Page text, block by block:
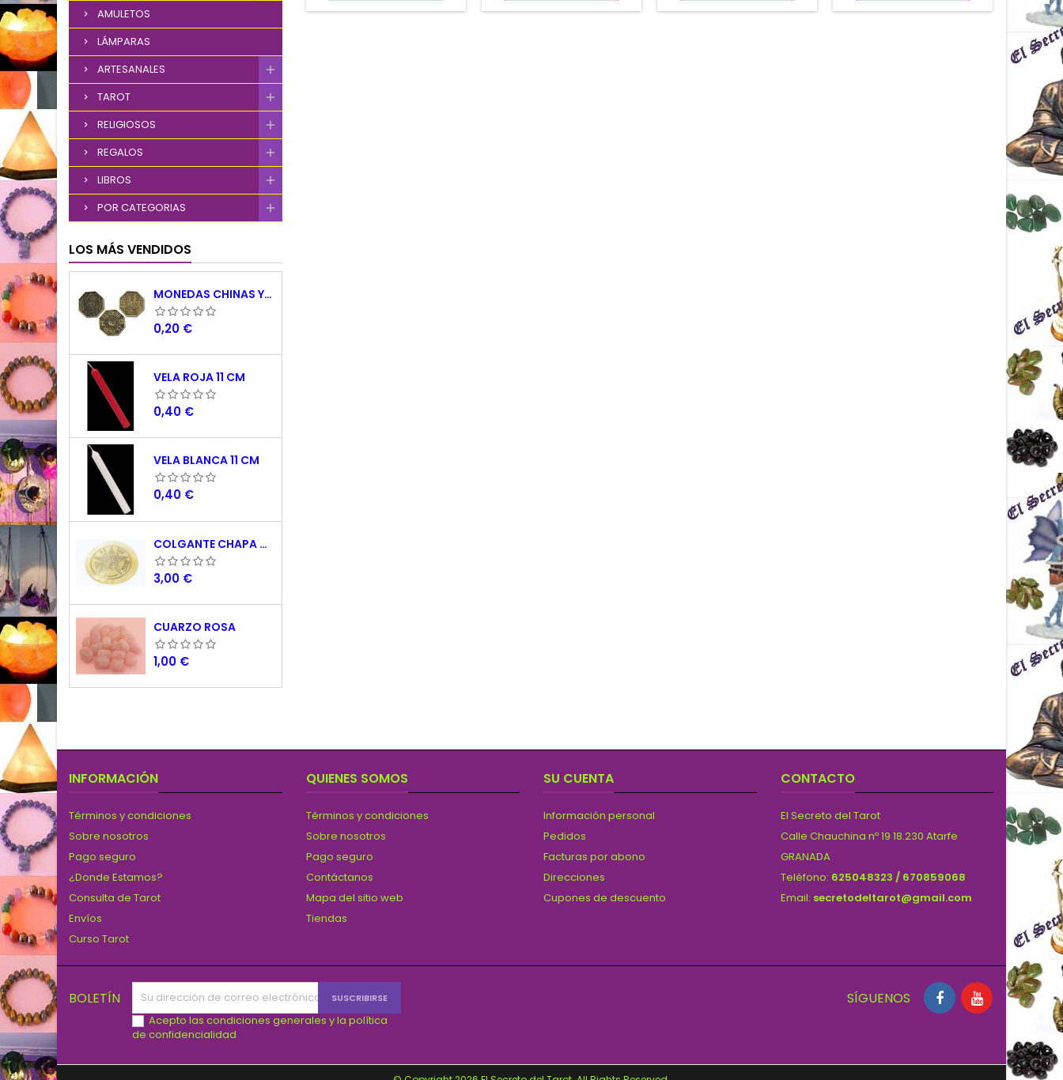
AMULETOS
LÁMPARAS
ARTESANALES
TAROT
RELIGIOSOS
REGALOS
LIBROS
POR CATEGORIAS
LOS MÁS VENDIDOS
MONEDAS CHINAS YING YANG
Precio
0,20 €
VELA ROJA 11 CM
Precio
0,40 €
VELA BLANCA 11 CM
Precio
0,40 €
COLGANTE CHAPA NACAR TETRAGRAMATON 5 CM
Precio
3,00 €
CUARZO ROSA
Precio
1,00 €
INFORMACIÓN
Términos y condiciones
Sobre nosotros
Pago seguro
¿Donde Estamos?
Consulta de Tarot
Envíos
Curso Tarot
QUIENES SOMOS
Términos y condiciones
Sobre nosotros
Pago seguro
Contáctanos
Mapa del sitio web
Tiendas
SU CUENTA
Información personal
Pedidos
Facturas por abono
Direcciones
Cupones de descuento
CONTACTO
El Secreto del Tarot
Calle Chauchina nº 19 18.230 Atarfe
GRANADA
Teléfono: 625048323 / 670859068
Email: secretodeltarot@gmail.com
BOLETÍN
Acepto las condiciones generales y la política
de confidencialidad
SÍGUENOS